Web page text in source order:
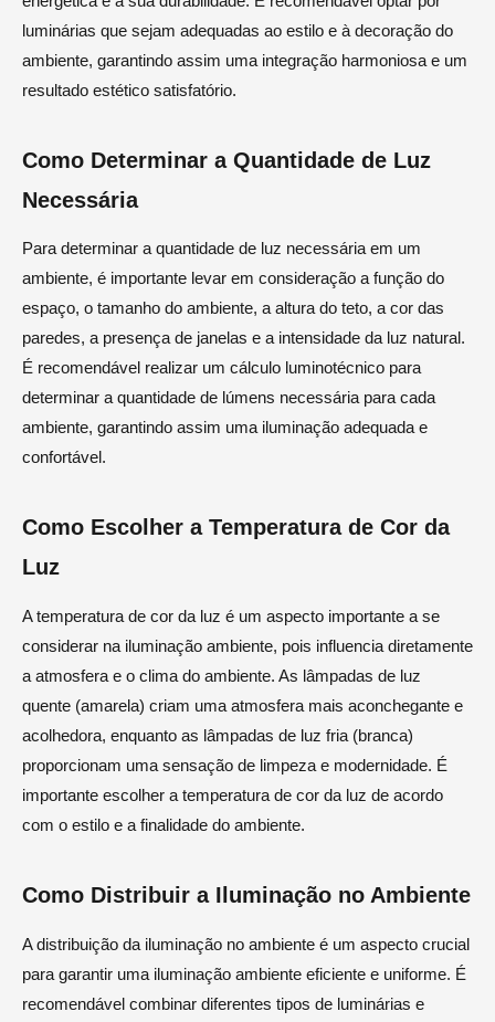
luminárias que sejam adequadas ao estilo e à decoração do
ambiente, garantindo assim uma integração harmoniosa e um
resultado estético satisfatório.
Como Determinar a Quantidade de Luz
Necessária
Para determinar a quantidade de luz necessária em um
ambiente, é importante levar em consideração a função do
espaço, o tamanho do ambiente, a altura do teto, a cor das
paredes, a presença de janelas e a intensidade da luz natural.
É recomendável realizar um cálculo luminotécnico para
determinar a quantidade de lúmens necessária para cada
ambiente, garantindo assim uma iluminação adequada e
confortável.
Como Escolher a Temperatura de Cor da
Luz
A temperatura de cor da luz é um aspecto importante a se
considerar na iluminação ambiente, pois influencia diretamente
a atmosfera e o clima do ambiente. As lâmpadas de luz
quente (amarela) criam uma atmosfera mais aconchegante e
acolhedora, enquanto as lâmpadas de luz fria (branca)
proporcionam uma sensação de limpeza e modernidade. É
importante escolher a temperatura de cor da luz de acordo
com o estilo e a finalidade do ambiente.
Como Distribuir a Iluminação no Ambiente
A distribuição da iluminação no ambiente é um aspecto crucial
para garantir uma iluminação ambiente eficiente e uniforme. É
recomendável combinar diferentes tipos de luminárias e